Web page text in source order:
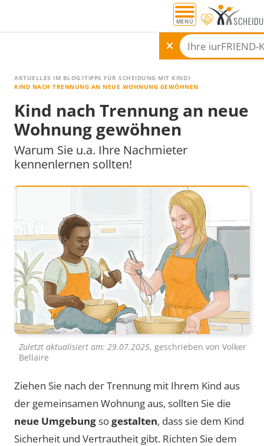
MENÜ
AKTUELLES IM BLOG TIPPS FÜR SCHEIDUNG MIT KIND
KIND NACH TRENNUNG AN NEUE WOHNUNG GEWÖHNEN
Kind nach Trennung an neue
Wohnung gewöhnen
Warum Sie u.a. Ihre Nachmieter
kennenlernen sollten!
Zuletzt aktualisiert am: 29.07.2025, geschrieben von Volker
Bellaire
Ziehen Sie nach der Trennung mit Ihrem Kind aus
der gemeinsamen Wohnung aus, sollten Sie die
neue Umgebungsogestalten, dass sie dem Kind
Sicherheit und Vertrautheit gibt. Richten Sie dem